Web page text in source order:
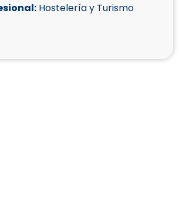
Hostelería y Turismo